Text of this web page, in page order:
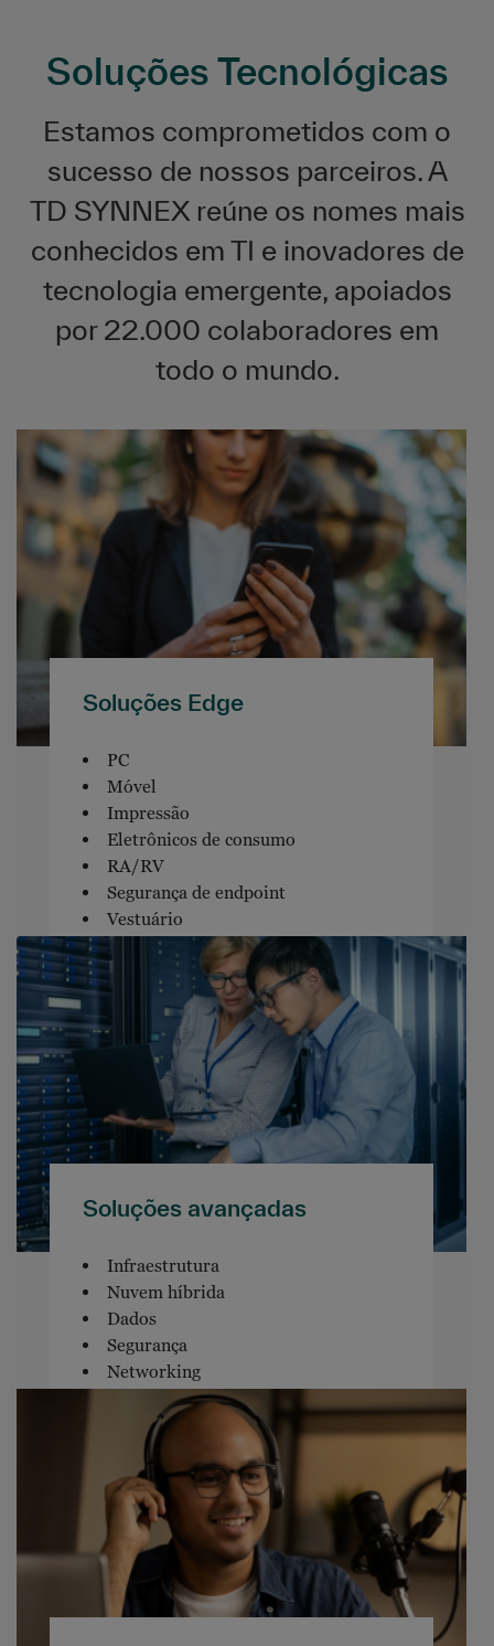
Soluções Tecnológicas
Estamos comprometidos com o
sucesso de nossos parceiros. A
TD SYNNEX reúne os nomes mais
conhecidos em TI e inovadores de
tecnologia emergente, apoiados
por 22.000 colaboradores em
todo o mundo.
Soluções Edge
PC
Móvel
Impressão
Eletrônicos de consumo
RA/RV
Segurança de endpoint
Vestuário
Software de endpoint
Soluções avançadas
Infraestrutura
Nuvem híbrida
Dados
Segurança
Networking
Software